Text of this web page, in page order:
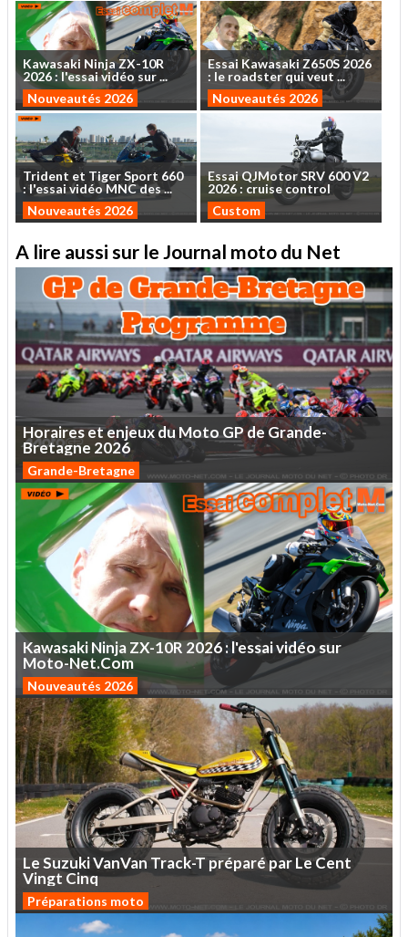
Kawasaki NinjaZX-10R
2026: l'essaividéo sur...
Nouveautés 2026
Essai Kawasaki Z650S 2026
: le roadsterquiveut ...
Nouveautés 2026
Trident et TigerSport 660
: l'essaividéoMNCdes...
Nouveautés 2026
EssaiQJMotorSRV 600V2
2026 : cruise control
Custom
A lire aussi sur le Journal moto du Net
HorairesetenjeuxduMotoGPdeGrande-
Bretagne 2026
Grande-Bretagne
KawasakiNinjaZX-10R 2026:l'essaividéosur
Moto-Net.Com
Nouveautés 2026
LeSuzukiVanVanTrack-TpréparéparLeCent
VingtCinq
Préparations moto